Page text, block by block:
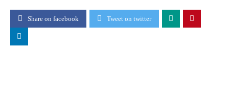
Share on facebook Tweet on twitter